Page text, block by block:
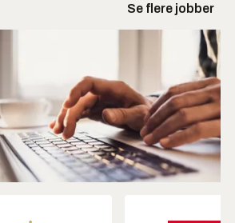
Se flere jobber